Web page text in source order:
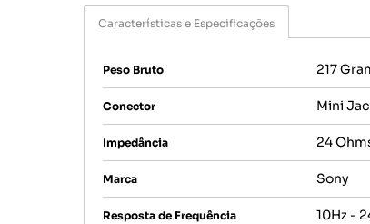
Características e Especificações
Peso Bruto 217
Conector Mini
Impedância 24
Marca Sony
Resposta de Frequência 10Hz -